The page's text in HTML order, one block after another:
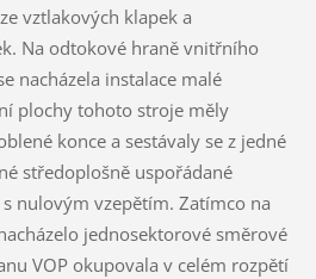
vztlakových klapek a
Na odtokové hraně vnitřního
nacházela instalace malé
plochy tohoto stroje měly
konce a sestávaly se z jedné
středoplošně uspořádané
nulovým vzepětím. Zatímco na
jednosektorové směrové
VOP okupovala v celém rozpětí